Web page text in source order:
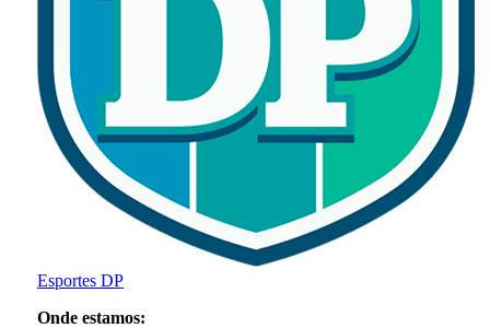
Esportes DP
Onde estamos: